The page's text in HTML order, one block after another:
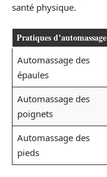
santé physique.
Pratiques d’automassage
Automassage des
épaules
Automassage des
poignets
Automassage des
pieds